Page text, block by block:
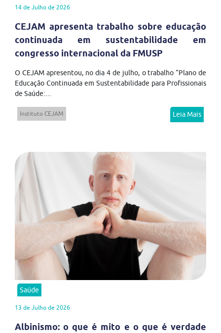
14 de Julho de 2026
CEJAM apresenta trabalho sobre educação
continuada em sustentabilidade em
congresso internacional da FMUSP
O CEJAM apresentou, no dia 4 de julho, o trabalho “Plano de
Educação Continuada em Sustentabilidade para Profissionais
de Saúde:...
Instituto CEJAM Leia Mais
Saúde
13 de Julho de 2026
Albinismo: o que é mito e o que é verdade